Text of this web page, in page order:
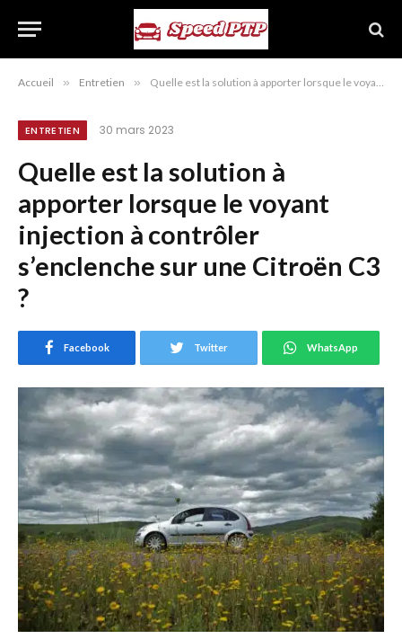
Accueil » Entretien » Quelle est la solution à apporter lorsque le voyant injection à contrôler s’enclenche sur une Citroën C3 ?
ENTRETIEN 30 mars 2023
Quelle est la solution à
apporter lorsque le voyant
injection à contrôler
s’enclenche sur une Citroën C3
?
Facebook Twitter WhatsApp